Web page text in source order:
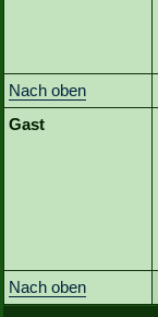
Nach oben
Gast
Nach oben